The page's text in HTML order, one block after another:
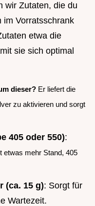
wir Zutaten, die du
im Vorratsschrank
etwa die
sie sich optimal
dieser? Er liefert die
zu aktivieren und sorgt
405 oder 550):
etwas mehr Stand, 405
(ca. 15 g): Sorgt für
Wartezeit.